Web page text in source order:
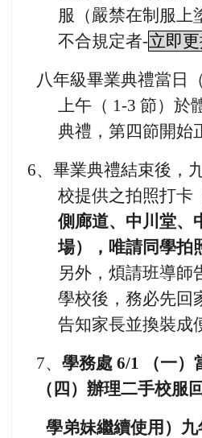
服（嚴禁在制服上
不合規定者-立即更
八年級畢業典禮當日
上午（ 1-3 節）於
典禮，第四節開始
6、畢業典禮結束後，
校提供之拍照打卡
側廊道、中川堂、
場），唯請同學拍
另外，煩請班導師
學校後，務必先回
告知家長並換裝成
7、 學務處 6/1 （一）
（四）辦理二手校服
學弟妹繼續使用）